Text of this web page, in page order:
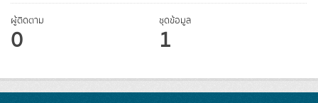
ผู้ติดตาม
0
ชุดข้อมูล
1